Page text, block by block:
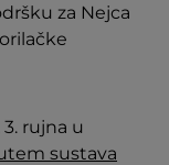
za Nejca
rujna u
sustava